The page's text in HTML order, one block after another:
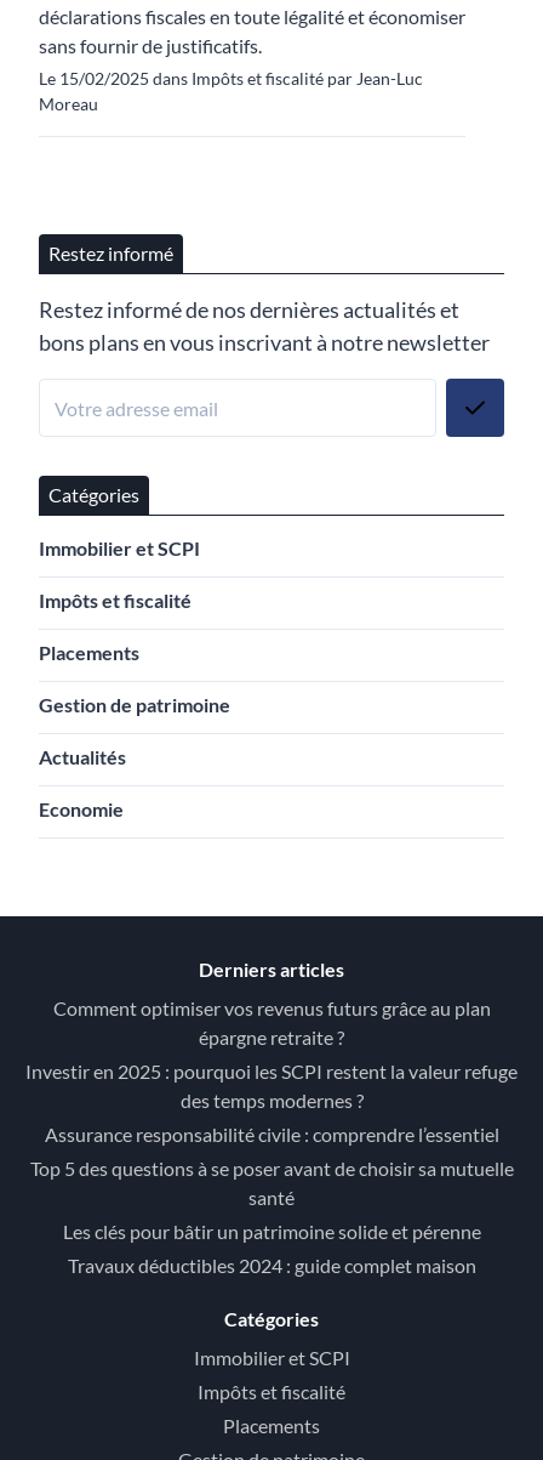
déclarations fiscales en toute légalité et économiser
sans fournir de justificatifs.
Le 15/02/2025 dans Impôts et fiscalité par Jean-Luc
Moreau
Restez informé
Restez informé de nos dernières actualités et
bons plans en vous inscrivant à notre newsletter
Catégories
Immobilier et SCPI
Impôts et fiscalité
Placements
Gestion de patrimoine
Actualités
Economie
Derniers articles
Comment optimiser vos revenus futurs grâce au plan
épargne retraite ?
Investir en 2025 : pourquoi les SCPI restent la valeur refuge
des temps modernes ?
Assurance responsabilité civile : comprendre l’essentiel
Top 5 des questions à se poser avant de choisir sa mutuelle
santé
Les clés pour bâtir un patrimoine solide et pérenne
Travaux déductibles 2024 : guide complet maison
Catégories
Immobilier et SCPI
Impôts et fiscalité
Placements